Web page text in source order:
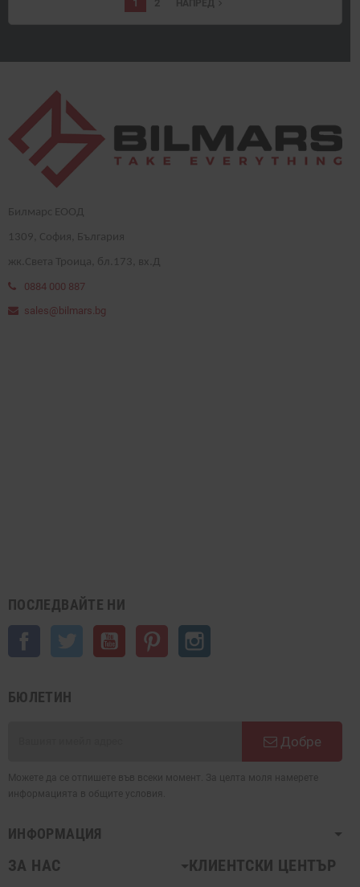
1 2 НАПРЕД
Билмарс ЕООД
309 , София, България
жк.Света Троица, бл.173, вх.Д
0884 000 887
sales@bilmars.bg
ПОСЛЕДВАЙТЕ НИ
Facebook Twitter YouTube Pinterest
БЮЛЕТИН
Добре
Можете да се отпишете във всеки момент. За целта моля намерете
информацията в общите условия.
ИНФОРМАЦИЯ
ЗА НАС КЛИЕНТСКИ ЦЕНТЪР